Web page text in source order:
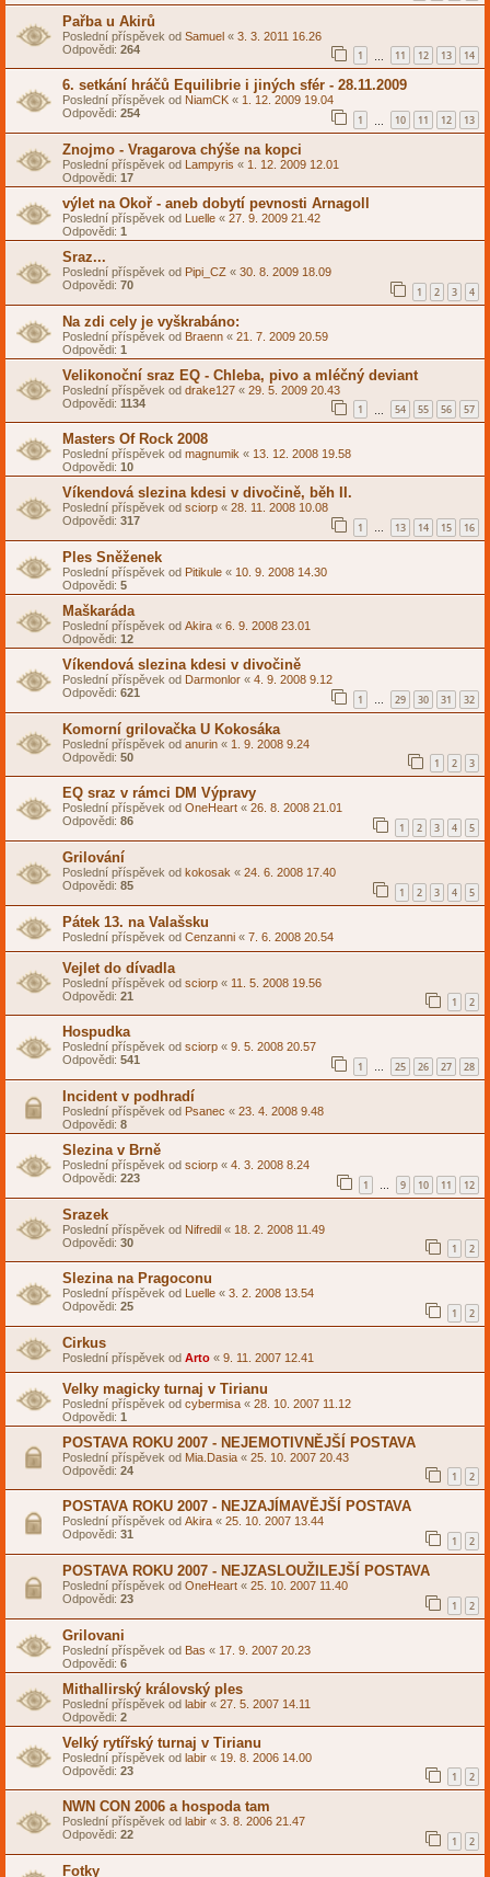
Pařba u Akirů
Poslední příspěvek od Samuel « 3. 3. 2011 16.26
Odpovědi: 264 1 11 12 13 14
6. setkání hráčů Equilibrie i jiných sfér - 28.11.2009
Poslední příspěvek od NiamCK « 1. 12. 2009 19.04
Odpovědi: 254 1 10 11 12 13
Znojmo - Vragarova chýše na kopci
Poslední příspěvek od Lampyris « 1. 12. 2009 12.01
Odpovědi: 17
výlet na Okoř - aneb dobytí pevnosti Arnagoll
Poslední příspěvek od Luelle « 27. 9. 2009 21.42
Odpovědi: 1
Sraz...
Poslední příspěvek od Pipi_CZ « 30. 8. 2009 18.09
Odpovědi: 70 1 2 3 4
Na zdi cely je vyškrabáno:
Poslední příspěvek od Braenn « 21. 7. 2009 20.59
Odpovědi: 1
Velikonoční sraz EQ - Chleba, pivo a mléčný deviant
Poslední příspěvek od drake127 « 29. 5. 2009 20.43
Odpovědi: 1134 1 54 55 56 57
Masters Of Rock 2008
Poslední příspěvek od magnumik « 13. 12. 2008 19.58
Odpovědi: 10
Víkendová slezina kdesi v divočině, běh II.
Poslední příspěvek od sciorp « 28. 11. 2008 10.08
Odpovědi: 317 1 … 13 14 15 16
Ples Sněženek
Poslední příspěvek od Pitikule « 10. 9. 2008 14.30
Odpovědi: 5
Maškaráda
Poslední příspěvek od Akira « 6. 9. 2008 23.01
Odpovědi: 12
Víkendová slezina kdesi v divočině
Poslední příspěvek od Darmonlor « 4. 9. 2008 9.12
Odpovědi: 621 1 … 29 30 31 32
Komorní grilovačka U Kokosáka
Poslední příspěvek od anurin « 1. 9. 2008 9.24
Odpovědi: 50 1 2 3
EQ sraz v rámci DM Výpravy
Poslední příspěvek od OneHeart « 26. 8. 2008 21.01
Odpovědi: 86 1 2 3 4 5
Grilování
Poslední příspěvek od kokosak « 24. 6. 2008 17.40
Odpovědi: 85 1 2 3 4 5
Pátek 13. na Valašsku
Poslední příspěvek od Cenzanni « 7. 6. 2008 20.54
Vejlet do dívadla
Poslední příspěvek od sciorp « 11. 5. 2008 19.56
Odpovědi: 21 1 2
Hospudka
Poslední příspěvek od sciorp « 9. 5. 2008 20.57
Odpovědi: 541 1 … 25 26 27 28
Incident v podhradí
Poslední příspěvek od Psanec « 23. 4. 2008 9.48
Odpovědi: 8
Slezina v Brně
Poslední příspěvek od sciorp « 4. 3. 2008 8.24
Odpovědi: 223 1 9 10 11 12
Srazek
Poslední příspěvek od Nifredil « 18. 2. 2008 11.49
Odpovědi: 30 1 2
Slezina na Pragoconu
Poslední příspěvek od Luelle « 3. 2. 2008 13.54
Odpovědi: 25 1 2
Cirkus
Poslední příspěvek od Arto « 9. 11. 2007 12.41
Velky magicky turnaj v Tirianu
Poslední příspěvek od cybermisa « 28. 10. 2007 11.12
Odpovědi: 1
POSTAVA ROKU 2007 - NEJEMOTIVNĚJŠÍ POSTAVA
Poslední příspěvek od Mia.Dasia « 25. 10. 2007 20.43
Odpovědi: 24 1 2
POSTAVA ROKU 2007 - NEJZAJÍMAVĚJŠÍ POSTAVA
Poslední příspěvek od Akira « 25. 10. 2007 13.44
Odpovědi: 31 1 2
POSTAVA ROKU 2007 - NEJZASLOUŽILEJŠÍ POSTAVA
Poslední příspěvek od OneHeart « 25. 10. 2007 11.40
Odpovědi: 23 1 2
Grilovani
Poslední příspěvek od Bas « 17. 9. 2007 20.23
Odpovědi: 6
Mithallirský královský ples
Poslední příspěvek od labir « 27. 5. 2007 14.11
Odpovědi: 2
Velký rytířský turnaj v Tirianu
Poslední příspěvek od labir « 19. 8. 2006 14.00
Odpovědi: 23 1 2
NWN CON 2006 a hospoda tam
Poslední příspěvek od labir « 3. 8. 2006 21.47
Odpovědi: 22 1 2
Fotky